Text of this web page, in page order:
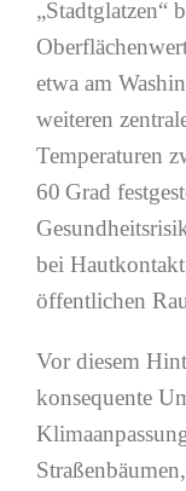
„Stadtglatzen“
etwa am
weiteren
Temperaturen
60 Grad
bei
öffentlichen
Vor diesem
konsequente